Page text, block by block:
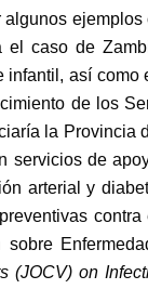
algunos
el caso de
infantil, así como
de los
la Provincia
servicios de
arterial y
sobre
(JOCV) on